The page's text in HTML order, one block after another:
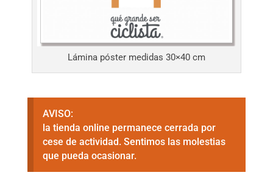
Lámina póster medidas 30×40 cm
AVISO:
la tienda online permanece cerrada por
cese de actividad. Sentimos las molestias
que pueda ocasionar.